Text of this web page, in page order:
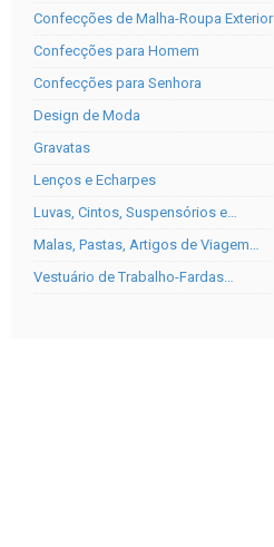
Confecções de Malha-Roupa Exterior
Confecções para Homem
Confecções para Senhora
Design de Moda
Gravatas
Lenços e Echarpes
Luvas, Cintos, Suspensórios e…
Malas, Pastas, Artigos de Viagem…
Vestuário de Trabalho-Fardas…